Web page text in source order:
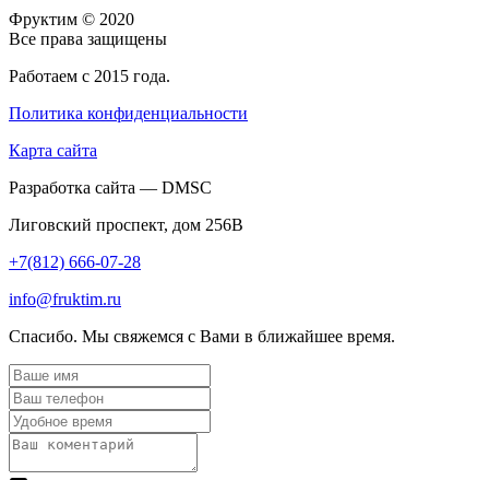
Фруктим © 2020
Все права защищены
Работаем с 2015 года.
Политика конфиденциальности
Карта сайта
Разработка сайта — DMSC
Лиговский проспект, дом 256В
+7(812) 666-07-28
info@fruktim.ru
Спасибо. Мы свяжемся с Вами в ближайшее время.